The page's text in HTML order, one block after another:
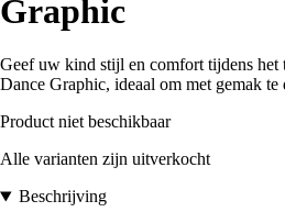
Graphic
Geef uw kind stijl en comfort tijdens het
Dance Graphic, ideaal om met gemak te
Product niet beschikbaar
Alle varianten zijn uitverkocht
Beschrijving